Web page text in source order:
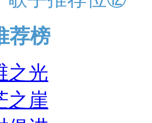
荐榜
之光
之崖